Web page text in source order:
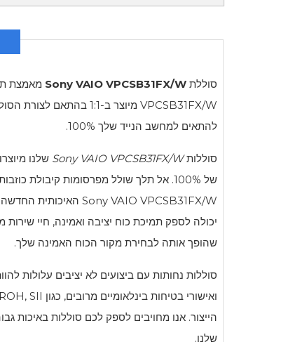
סוללת Sony VAIO VPCSB31FX/W מאמצת
VPCSB31FX/W
להתאים למחשב הנייד שלך 100%.
סוללותSony VAIO VPCSB31FX/W
של 100%. אל תלך שולל מפרסומות קיבולת כוזבות של סוחרים חסרי מצפון, מכיוון שקיבולת הסוללה שלהם יורדת לעיתים קרובות משמעותית לאחר מספר חודשים של שימוש. סוללת
Sony VAIO VPCSB31FX/W האיכותית החדשה
יכולה לספק תמיכת כוח יציבה ואמינה, חיי
שהופך אותה לבחירת מקור הכוח האמינה שלך.
סוללות נחותות עם ביצועים לא יציבים עלולות
הייצור. אנו מחויבים לספק לכם סוללות
שלנו.